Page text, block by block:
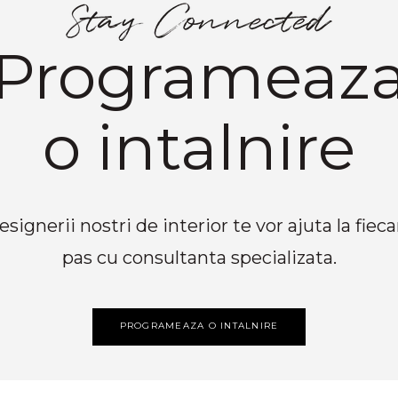
o intalnire
nostri de interior te vor ajuta la
pas cu consultanta specializata.
PROGRAMEAZA O INTALNIRE